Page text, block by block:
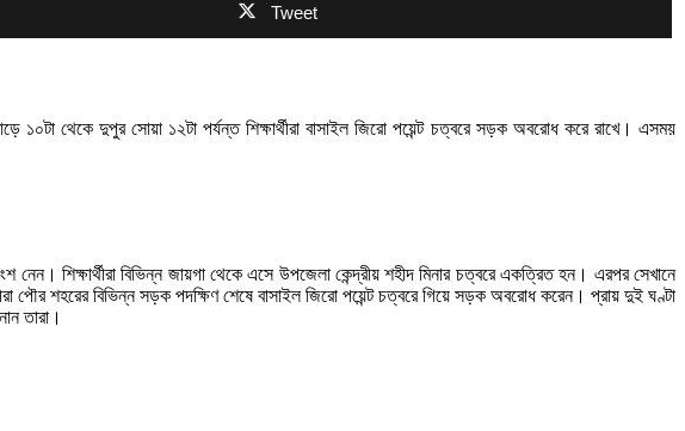
Tweet
১০টা থেকে দুপুর সোয়া ১২টা পর্যন্ত শিক্ষার্থীরা বাসাইল জিরো পয়েন্ট চত্বরে সড়ক অবরোধ করে রাখে। এসময়
শিক্ষার্থীরা বিভিন্ন জায়গা থেকে এসে উপজেলা কেন্দ্রীয় শহীদ মিনার চত্বরে একত্রিত হন। এরপর সেখানে
পৌর শহরের বিভিন্ন সড়ক পদক্ষিণ শেষে বাসাইল জিরো পয়েন্ট চত্বরে গিয়ে সড়ক অবরোধ করেন। প্রায় দুই ঘণ্টা
তারা।